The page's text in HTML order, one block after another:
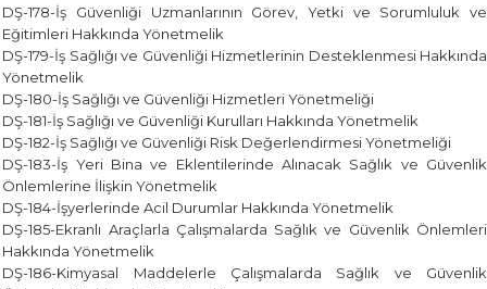
DŞ-178-İş Güvenliği Uzmanlarının Görev, Yetki ve Sorumluluk ve
Eğitimleri Hakkında Yönetmelik
DŞ-179-İş Sağlığı ve Güvenliği Hizmetlerinin Desteklenmesi Hakkında
Yönetmelik
DŞ-180-İş Sağlığı ve Güvenliği Hizmetleri Yönetmeliği
DŞ-181-İş Sağlığı ve Güvenliği Kurulları Hakkında Yönetmelik
DŞ-182-İş Sağlığı ve Güvenliği Risk Değerlendirmesi Yönetmeliği
DŞ-183-İş Yeri Bina ve Eklentilerinde Alınacak Sağlık ve Güvenlik
Önlemlerine İlişkin Yönetmelik
DŞ-184-İşyerlerinde Acil Durumlar Hakkında Yönetmelik
DŞ-185-Ekranlı Araçlarla Çalışmalarda Sağlık ve Güvenlik Önlemleri
Hakkında Yönetmelik
DŞ-186-Kimyasal Maddelerle Çalışmalarda Sağlık ve Güvenlik